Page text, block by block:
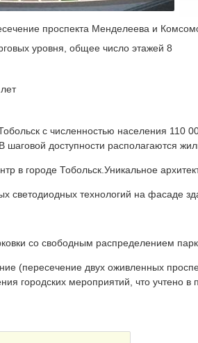
проспекта Менделеева и
уровня, общее число этажей 8
с численностью населения 110
шаговой доступности располагаются
в городе Тобольск.Уникальное
светодиодных технологий на фасаде
со свободным распределением
(пересечение двух оживленных
городских мероприятий, что учтено